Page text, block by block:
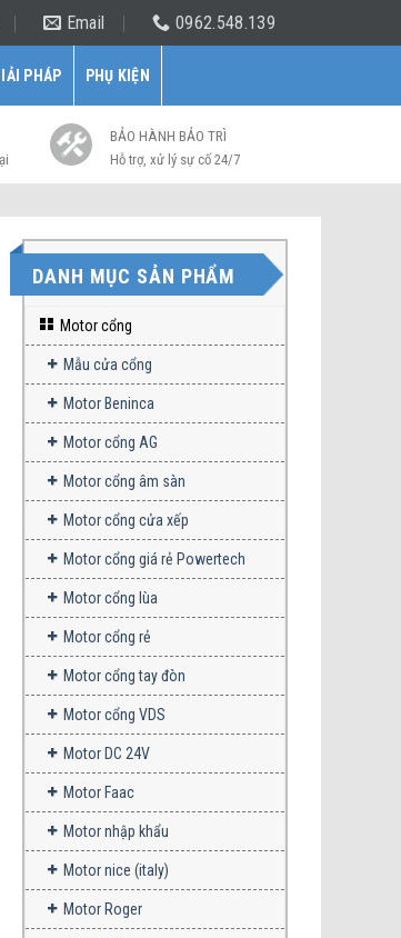
Email 0962.548.139
PHÁP PHỤ KIỆN
BẢO HÀNH BẢO TRÌ
Hỗ trợ, xử lý sự cố 24/7
DANH MỤC SẢN PHẨM
Motor cổng
Mẫu cửa cổng
Motor Beninca
Motor cổng AG
Motor cổng âm sàn
Motor cổng cửa xếp
Motor cổng giá rẻ Powertech
Motor cổng lùa
Motor cổng rẻ
Motor cổng tay đòn
Motor cổng VDS
Motor DC 24V
Motor Faac
Motor nhập khẩu
Motor nice (italy)
Motor Roger